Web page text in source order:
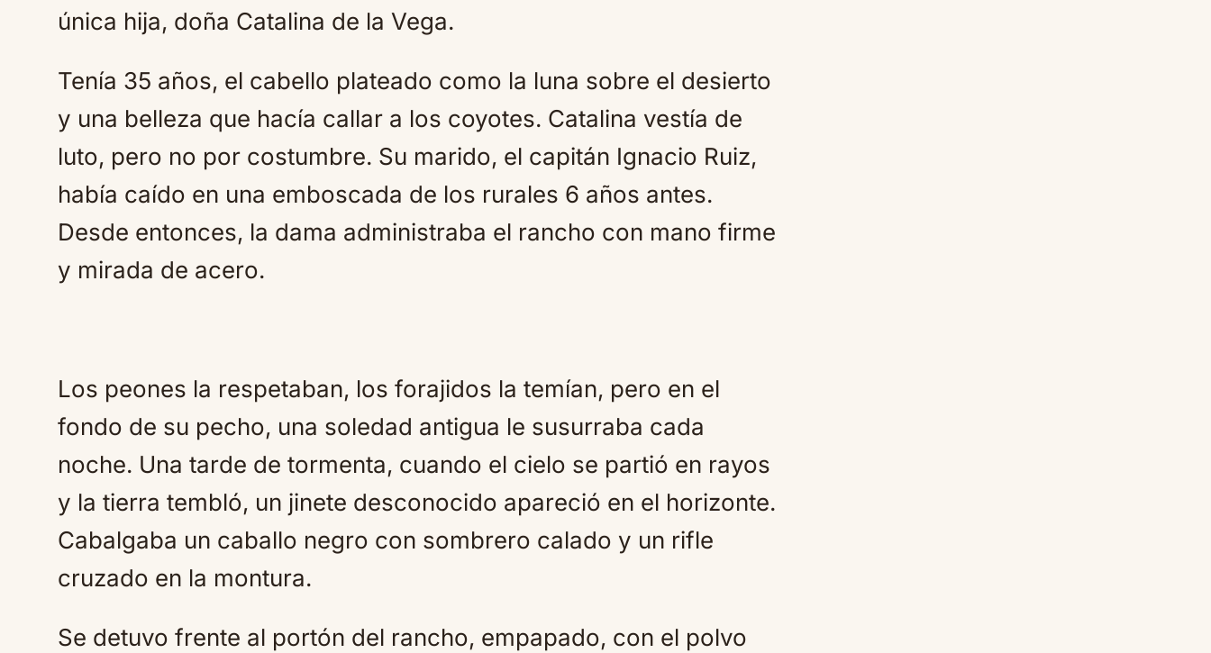
única hija, doña Catalina de la Vega.
Tenía 35 años, el cabello plateado como la luna sobre el desierto
y una belleza que hacía callar a los coyotes. Catalina vestía de
luto, pero no por costumbre. Su marido, el capitán Ignacio Ruiz,
había caído en una emboscada de los rurales 6 años antes.
Desde entonces, la dama administraba el rancho con mano firme
y mirada de acero.
Los peones la respetaban, los forajidos la temían, pero en el
fondo de su pecho, una soledad antigua le susurraba cada
noche. Una tarde de tormenta, cuando el cielo se partió en rayos
y la tierra tembló, un jinete desconocido apareció en el horizonte.
Cabalgaba un caballo negro con sombrero calado y un rifle
cruzado en la montura.
Se detuvo frente al portón del rancho, empapado, con el polvo